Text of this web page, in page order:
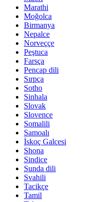
Marathi
Moğolca
Birmanya
Nepalce
Norveççe
Peştuca
Farsça
Pencap dili
Sırpça
Sotho
Sinhala
Slovak
Slovence
Somalili
Samoalı
İskoç Galcesi
Shona
Sindice
Sunda dili
Svahili
Tacikçe
Tamil